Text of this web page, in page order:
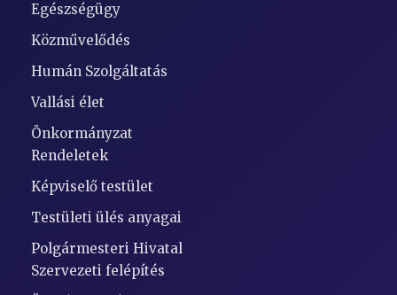
Egészségügy
Közművelődés
Humán Szolgáltatás
Vallási élet
Önkormányzat
Rendeletek
Képviselő testület
Testületi ülés anyagai
Polgármesteri Hivatal
Szervezeti felépítés